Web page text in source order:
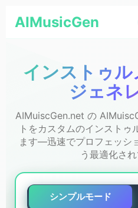
AIMusicGen
インストゥ
ジェネ
AIMuiscGen.net の
トをカスタムのインストゥ
ます—迅速でプロフェッシ
う最適化され
シンプルモード